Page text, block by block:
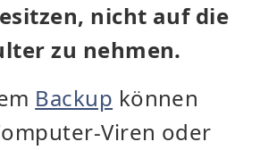
nicht auf die
zu nehmen.
Backup können
Viren oder